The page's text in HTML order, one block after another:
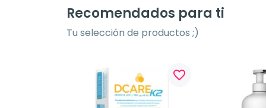
Recomendados para ti
Tu selección de productos ;)
favorite_border